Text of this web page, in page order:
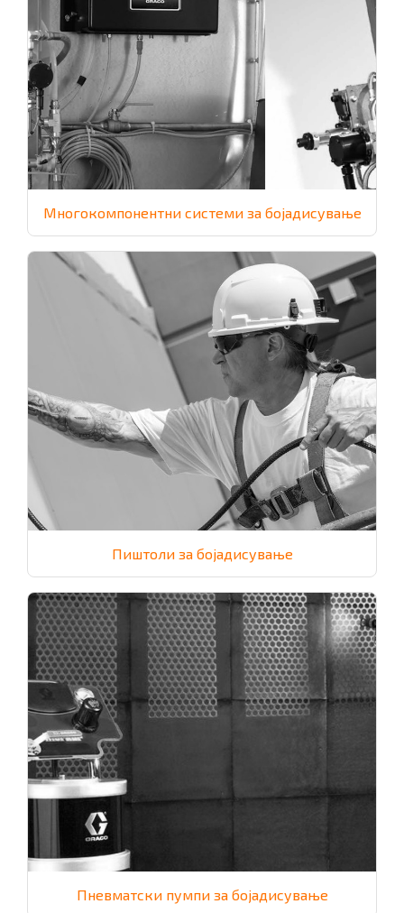
Многокомпонентни системи за бојадисување
Пиштоли за бојадисување
Пневматски пумпи за бојадисување